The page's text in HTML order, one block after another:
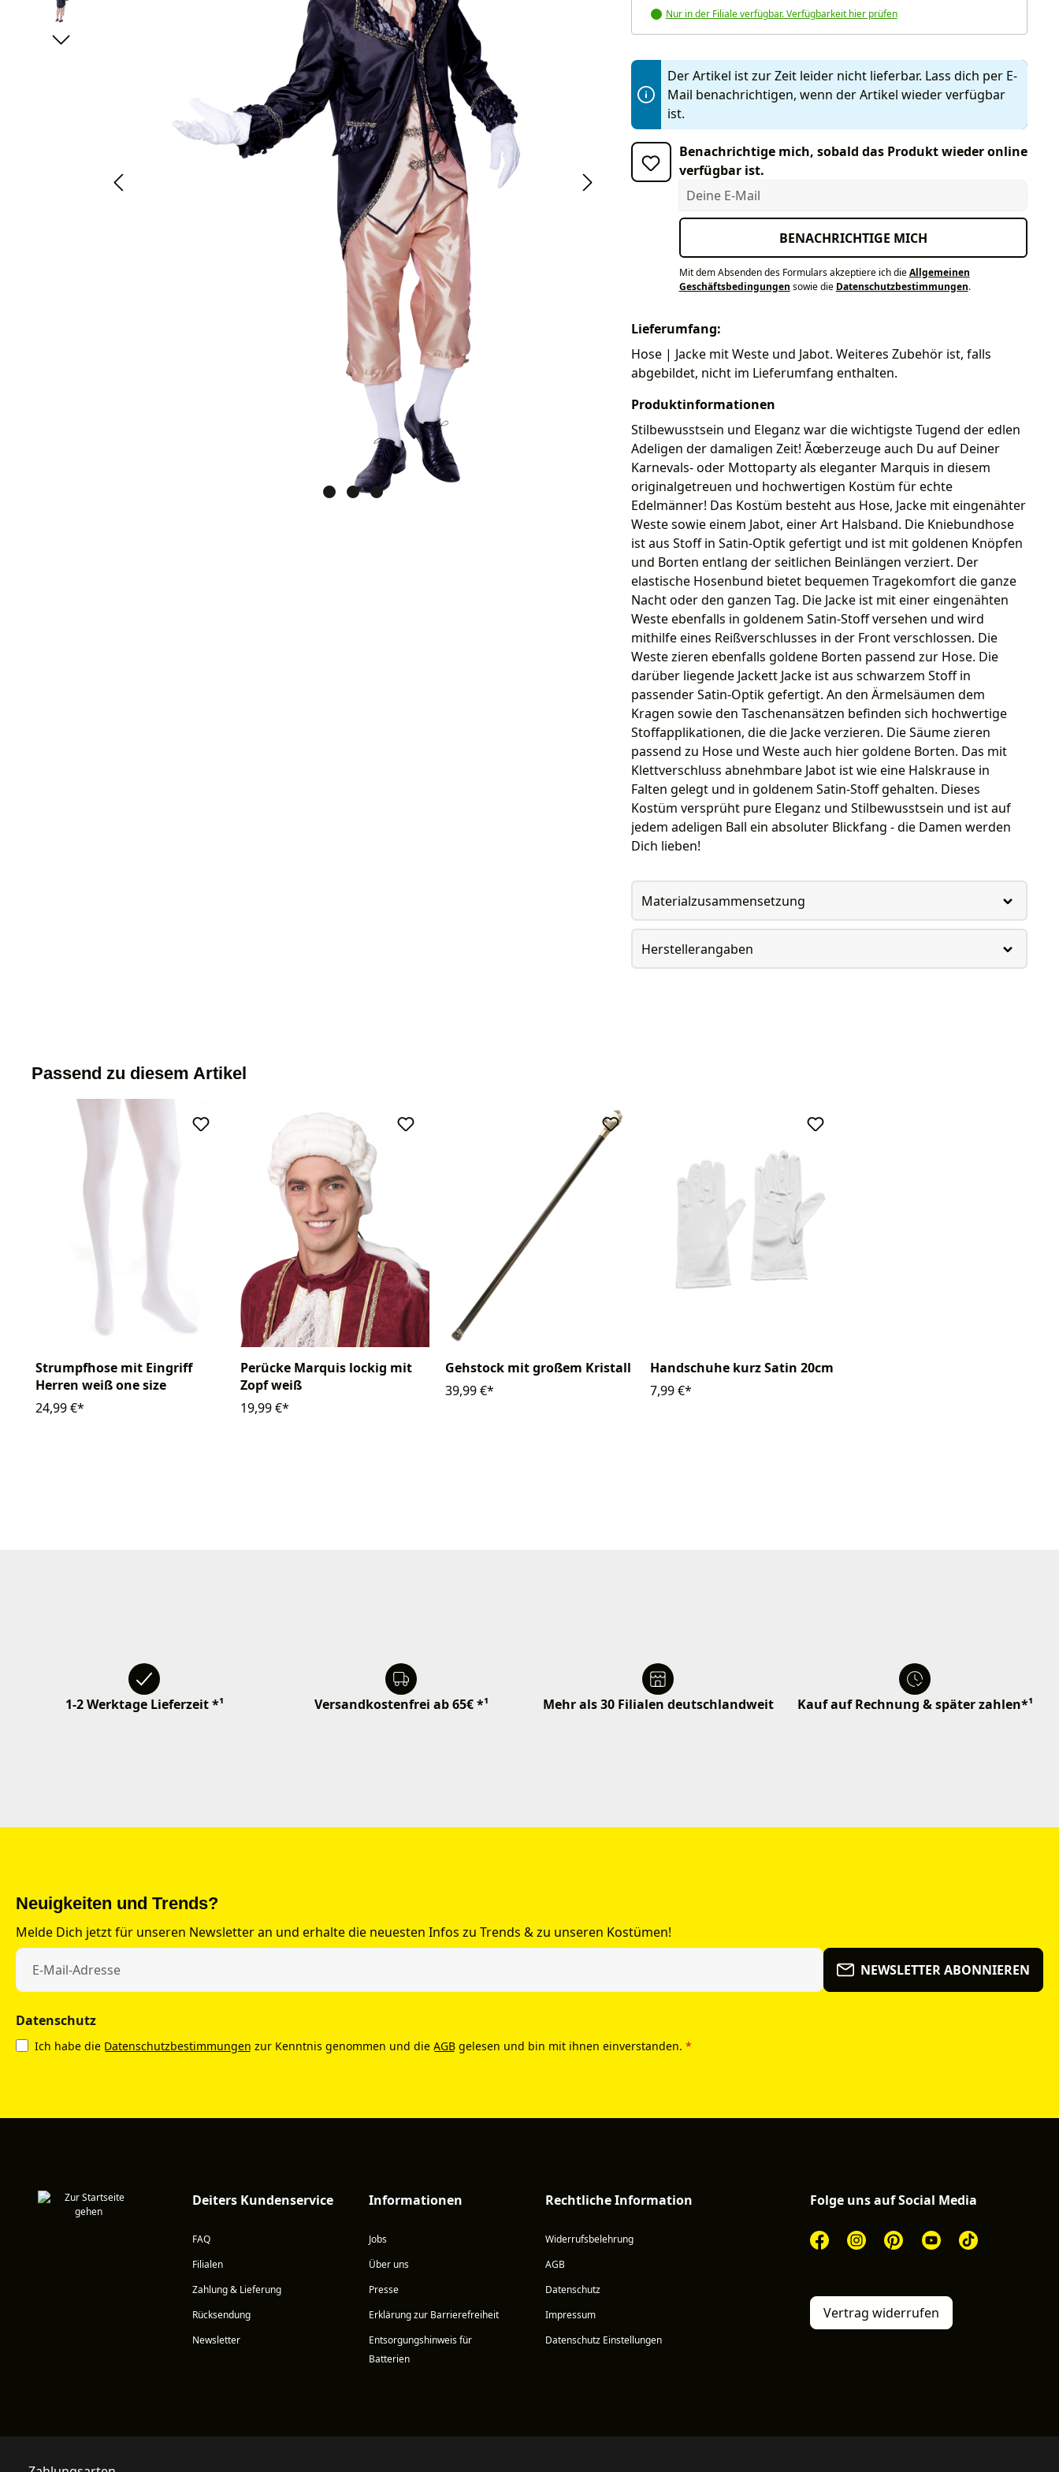
Nur in der Filiale verfügbar. Verfügbarkeit hier prüfen
Der Artikel ist zur Zeit leider nicht lieferbar. Lass dich per E-
Mail benachrichtigen, wenn der Artikel wieder verfügbar
ist.
Benachrichtige mich, sobald das Produkt wieder online
verfügbar ist.
Deine E-Mail
BENACHRICHTIGE MICH
Mit dem Absenden des Formulars akzeptiere ich dieAllgemeinen
Geschäftsbedingungen sowie die Datenschutzbestimmungen.
Lieferumfang:
Hose | Jacke mit Weste und Jabot. Weiteres Zubehör ist, falls
abgebildet, nicht im Lieferumfang enthalten.
Produktinformationen
Stilbewusstsein und Eleganz war die wichtigste Tugend der edlen
Adeligen der damaligen Zeit! Ãœberzeuge auch Du auf Deiner
Karnevals- oder Mottoparty als eleganter Marquis in diesem
originalgetreuen und hochwertigen Kostüm für echte
Edelmänner! Das Kostüm besteht aus Hose, Jacke mit eingenähter
Weste sowie einem Jabot, einer Art Halsband. Die Kniebundhose
ist aus Stoff in Satin-Optik gefertigt und ist mit goldenen Knöpfen
und Borten entlang der seitlichen Beinlängen verziert. Der
elastische Hosenbund bietet bequemen Tragekomfort die ganze
Nacht oder den ganzen Tag. Die Jacke ist mit einer eingenähten
Weste ebenfalls in goldenem Satin-Stoff versehen und wird
mithilfe eines Reißverschlusses in der Front verschlossen. Die
Weste zieren ebenfalls goldene Borten passend zur Hose. Die
darüber liegende Jackett Jacke ist aus schwarzem Stoff in
passender Satin-Optik gefertigt. An den Ärmelsäumen dem
Kragen sowie den Taschenansätzen befinden sich hochwertige
Stoffapplikationen, die die Jacke verzieren. Die Säume zieren
passend zu Hose und Weste auch hier goldene Borten. Das mit
Klettverschluss abnehmbare Jabot ist wie eine Halskrause in
Falten gelegt und in goldenem Satin-Stoff gehalten. Dieses
Kostüm versprüht pure Eleganz und Stilbewusstsein und ist auf
jedem adeligen Ball ein absoluter Blickfang - die Damen werden
Dich lieben!
Materialzusammensetzung
Herstellerangaben
Passend zu diesem Artikel
Strumpfhose mit Eingriff
Herren weiß one size
24,99 €*
Perücke Marquis lockig mit
Zopf weiß
19,99 €*
Gehstock mit großem Kristall
39,99 €*
Handschuhe kurz Satin 20cm
7,99 €*
1-2 Werktage Lieferzeit *¹ Versandkostenfrei ab 65€ *¹ Mehr als 30 Filialen deutschlandweit Kauf auf Rechnung & später zahlen*¹
Neuigkeiten und Trends?
Melde Dich jetzt für unseren Newsletter an und erhalte die neuesten Infos zu Trends & zu unseren Kostümen!
NEWSLETTER ABONNIEREN
Datenschutz
Ich habe die Datenschutzbestimmungen zur Kenntnis genommen und die AGB gelesen und bin mit ihnen einverstanden. *
Deiters Kundenservice
FAQ
Filialen
Zahlung & Lieferung
Rücksendung
Newsletter
Informationen
Jobs
Über uns
Presse
Erklärung zur Barrierefreiheit
Entsorgungshinweis für
Batterien
Rechtliche Information
Widerrufsbelehrung
AGB
Datenschutz
Impressum
Datenschutz Einstellungen
Folge uns auf Social Media
Vertrag widerrufen